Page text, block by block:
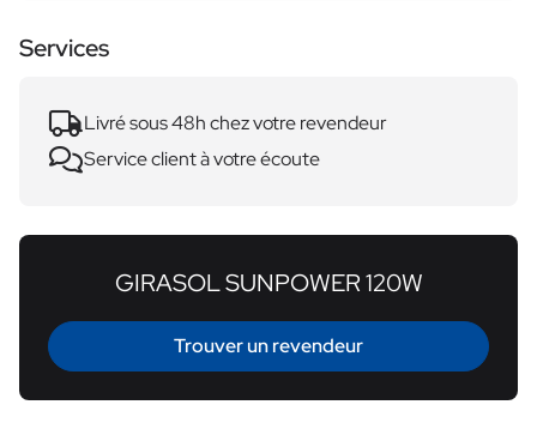
Services
Livré sous 48h chez votre revendeur
Service client à votre écoute
GIRASOL SUNPOWER 120W
Trouver un revendeur